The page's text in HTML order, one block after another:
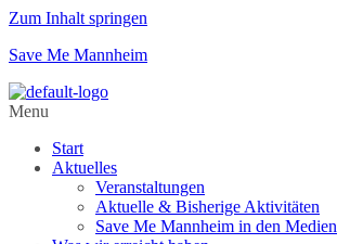
Zum Inhalt springen
Save Me Mannheim
Menu
Start
Aktuelles
Veranstaltungen
Aktuelle & Bisherige Aktivitäten
Save Me Mannheim in den Medien